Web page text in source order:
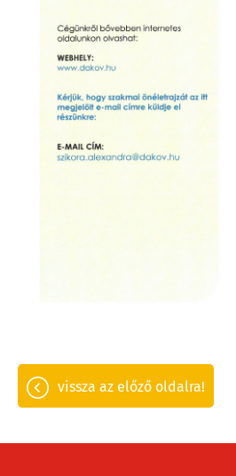
vissza az előző oldalra!